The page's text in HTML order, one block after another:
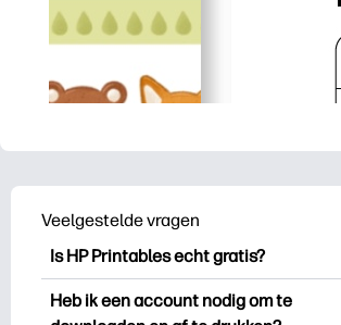
Veelgestelde vragen
Is HP Printables echt gratis?
HP Printables biedt meer dan 2.500
gratis printables om te downloaden en
Heb ik een account nodig om te